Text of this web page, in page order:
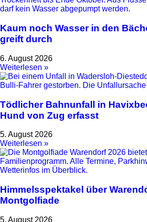
Kaum noch Wasser in den
greift durch
6. August 2026
Weiterlesen »
Tödlicher Bahnunfall in
Hund von Zug erfasst
5. August 2026
Weiterlesen »
Himmelsspektakel über
Montgolfiade
5. August 2026